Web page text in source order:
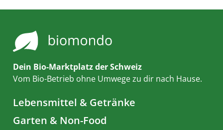
Dein Bio-Marktplatz der Schweiz
Vom Bio-Betrieb ohne Umwege zu dir nach Hause.
Lebensmittel & Getränke
Garten & Non-Food